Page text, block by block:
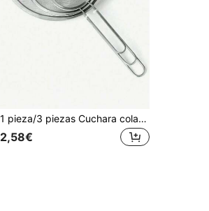
1 pieza/3 piezas Cuchara colador de malla fina de acero inoxidable, herramienta de cocina multifuncional, se puede usar para filtrar harina, té, alimentos fritos, polvo de café, jugo, etc., esencial para cocinar y hornear, regalo de cocina ideal para cocineros caseros, herramienta de almacenamiento de cocina que ahorra espacio, la mejor opción para regalo de cocina de Navidad
2,58€